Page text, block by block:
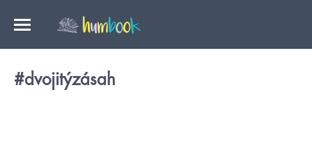
#dvojitýzásah